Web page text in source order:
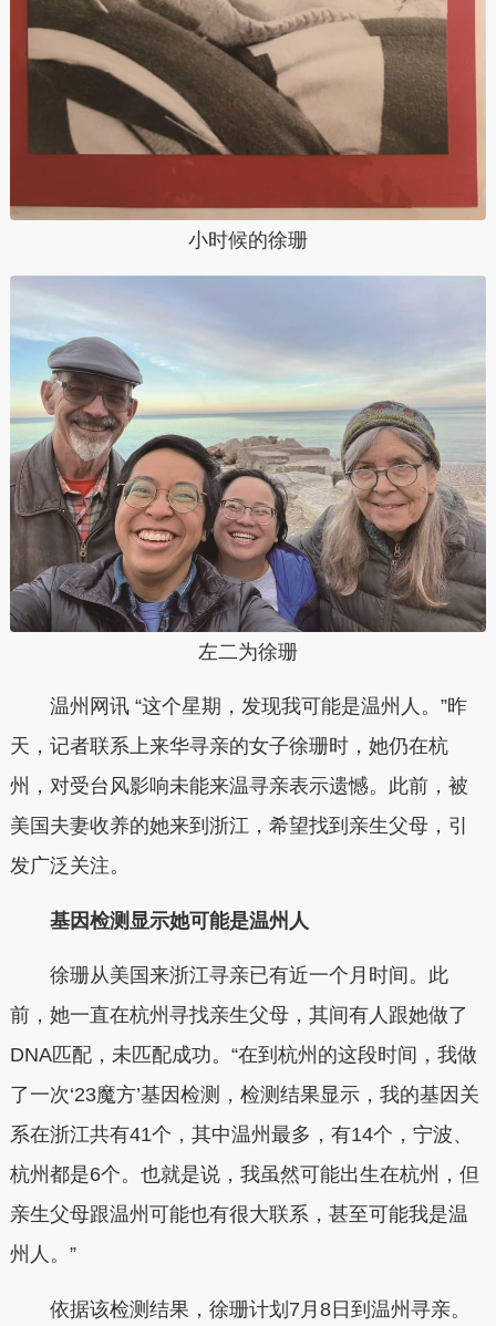
小时候的徐珊
左二为徐珊
温州网讯 “这个星期，发现我可能是温州人。”昨
天，记者联系上来华寻亲的女子徐珊时，她仍在杭
州，对受台风影响未能来温寻亲表示遗憾。此前，被
美国夫妻收养的她来到浙江，希望找到亲生父母，引
发广泛关注。
基因检测显示她可能是温州人
徐珊从美国来浙江寻亲已有近一个月时间。此
前，她一直在杭州寻找亲生父母，其间有人跟她做了
DNA匹配，未匹配成功。“在到杭州的这段时间，我做
了一次‘23魔方’基因检测，检测结果显示，我的基因关
系在浙江共有41个，其中温州最多，有14个，宁波、
杭州都是6个。也就是说，我虽然可能出生在杭州，但
亲生父母跟温州可能也有很大联系，甚至可能我是温
州人。”
依据该检测结果，徐珊计划7月8日到温州寻亲。